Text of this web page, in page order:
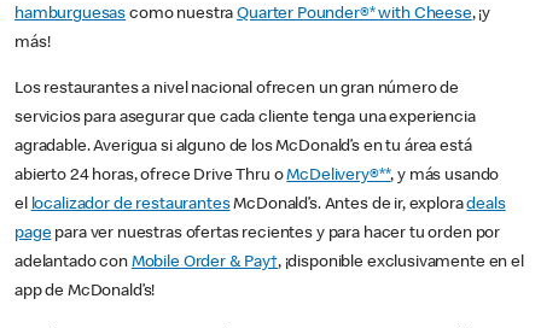
hamburguesas como nuestraQuarter Pounder®* with Cheese, ¡y
más!
Los restaurantes a nivel nacional ofrecen un gran número de
servicios para asegurar que cada cliente tenga una experiencia
agradable. Averigua si alguno de los McDonald’s en tu área está
abierto 24 horas, ofrece Drive Thru oMcDelivery®**, y más usando
el localizador de restaurantesMcDonald’s. Antes de ir, exploradeals
pagepara ver nuestras ofertas recientes y para hacer tu orden por
adelantado con Mobile Order & Pay†, ¡disponible exclusivamente en el
app de McDonald’s!